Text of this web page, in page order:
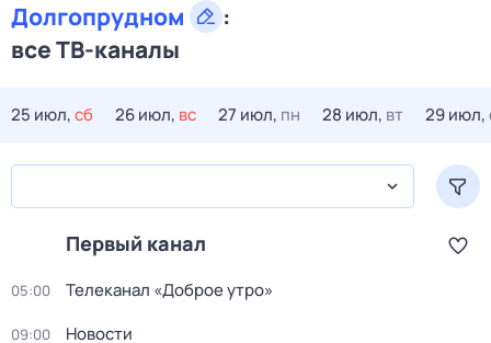
Долгопрудном
:
все ТВ-каналы
25 июл,сб 26 июл, вс 27 июл, пн 28 июл, вт 29 июл,
Первый канал
05:00 Телеканал «Доброе утро»
09:00 Новости